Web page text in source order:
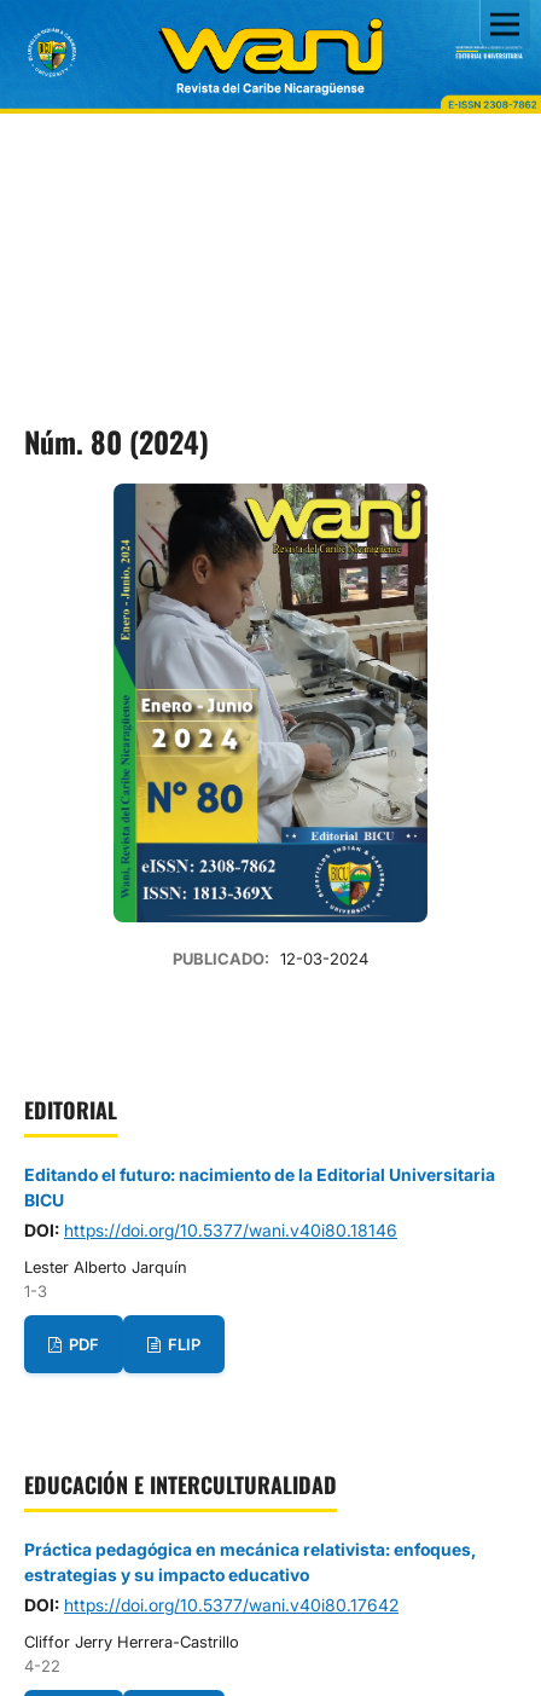
Núm. 80 (2024)
PUBLICADO: 12-03-2024
EDITORIAL
Editando el futuro: nacimiento de la Editorial Universitaria
BICU
DOI: https://doi.org/10.5377/wani.v40i80.18146
Lester Alberto Jarquín
1-3
PDF FLIP
EDUCACIÓN E INTERCULTURALIDAD
Práctica pedagógica en mecánica relativista: enfoques,
estrategias y su impacto educativo
DOI: https://doi.org/10.5377/wani.v40i80.17642
Cliffor Jerry Herrera-Castrillo
4-22